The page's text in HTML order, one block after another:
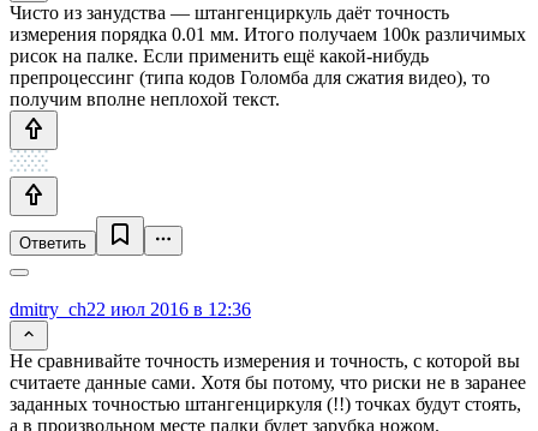
Чисто из занудства — штангенциркуль даёт точность
измерения порядка 0.01 мм. Итого получаем 100к различимых
рисок на палке. Если применить ещё какой-нибудь
препроцессинг (типа кодов Голомба для сжатия видео), то
получим вполне неплохой текст.
Ответить
dmitry_ch22 июл 2016 в 12:36
Не сравнивайте точность измерения и точность, с которой вы
считаете данные сами. Хотя бы потому, что риски не в заранее
заданных точностью штангенциркуля (!!) точках будут стоять,
а в произвольном месте палки будет зарубка ножом.